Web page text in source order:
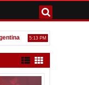
5:13 PM
Goleada histórica de